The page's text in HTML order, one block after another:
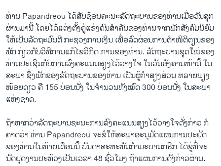
ທ່ານ Papandreou ໄດ້ສັບຊ້ອນຄະນະລັດຖະບານຂອງທ່ານເມື່ອວັນສຸກ
ຜ່ານມານີ້ ໂດຍໄດ້ແຕ່ງຕັ້ງຄູ່ແຂ່ງຄົນສໍາຄັນຂອງທ່ານຈາກພັກສັງຄົມນິຍົມ
ໃຫ້ເປັນລັດຖະມົນຕີ ກະຊວງການເງິນ ເພື່ອລົດຜ່ອນການຕໍາໜິຕິຕຽນຂອງ
ພັກ ກ່ຽວ​ກັບວິທີການແກ້ໄຂວິກິດ ການຂອງທ່ານ. ລັດຖະບານຊຸດໃໝ່ຂອງ
ທ່ານປະເຊີນກັບການລົງຄະແນນສຽງໄວ້ວາງໃຈ ໃນວັນອັງຄານໜ້ານີ້ ໃນ
ສະພາ​ ຊຶ່ງພັກຂອງ​ລັດຖະບານ​ຂອງ​ທ່ານ ເປັນຜູ້ກໍາສຽງສ່ວນ ຫລາຍພຽງ
ໜ້ອຍດຽວ ຄື 155 ບ່ອນນັ່ງ ໃນຈໍານວນທັງໝົດ 300 ບ່ອນນັ່ງ ໃນສະພາ
ແຫ່ງຊາດ.
ຖ້າຫາກວ່າລັດຖະບານຊະນະການລົງຄະແນນສຽງໄວ້ວາງໃຈດັ່ງກ່າວ ກໍ
ຄາດວ່າ ທ່ານ Papandreou ຈະຂໍໃຫ້ສະພາອະນຸມັດແຜນການປະຢັດ
ຂອງທ່ານໃນທ້າຍເດືອນນີ້ ບັນດາສະຫະພັນກໍາມະບານກຣີກ ​ໄດ້ຂູ່ທີ່ຈະ
ນັດຢຸດງານປະທ້ວງເປັນເວລາ 48 ຊົ່ວໂມງ ຖ້າ​ແຜນການດັ່ງກ່າວຜ່ານ.